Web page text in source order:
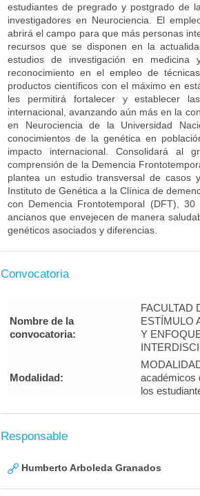
estudiantes de pregrado y postgrado de
investigadores en Neurociencia. El
abrirá el campo para que más personas
recursos que se disponen en la
estudios de investigación en medicina
reconocimiento en el empleo de
productos científicos con el máximo en
les permitirá fortalecer y establecer
internacional, avanzando aún más en la
en Neurociencia de la Universidad
conocimientos de la genética en
impacto internacional. Consolidará al
comprensión de la Demencia
plantea un estudio transversal de
Instituto de Genética a la Clínica de
con Demencia Frontotemporal (DFT),
ancianos que envejecen de manera
genéticos asociados y diferencias.
Convocatoria
Nombre de la
convocatoria:
FACULTAD
ESTÍMULO
Y
Modalidad:
académicos
los
Responsable
Humberto Arboleda Granados